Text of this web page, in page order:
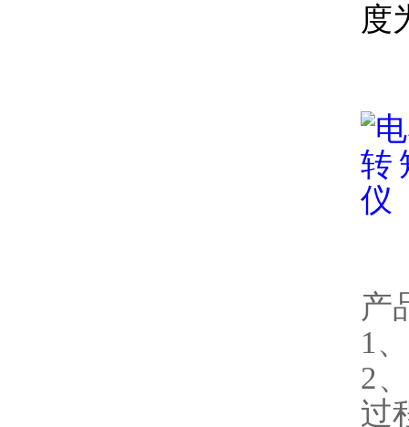
度
产
1
2
过